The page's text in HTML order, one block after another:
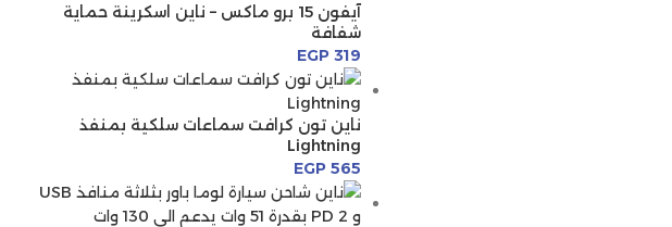
آيفون 15 برو ماكس – ناين اسكرينة حماية
شفافة
EGP319
ناين تون كرافت سماعات سلكية بمنفذ
Lightning
EGP565